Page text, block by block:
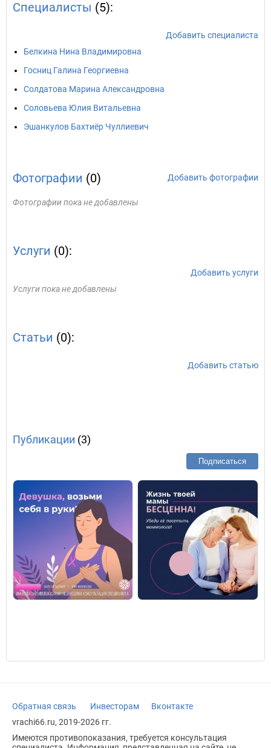
Специалисты (5):
Добавить специалиста
Белкина Нина Владимировна
Госниц Галина Георгиевна
Солдатова Марина Александровна
Соловьева Юлия Витальевна
Эшанкулов Бахтиёр Чуллиевич
Фотографии (0) Добавить фотографии
Фотографии пока не добавлены
Услуги (0):
Добавить услуги
Услуги пока не добавлены
Статьи (0):
Добавить статью
Публикации (3)
Подписаться
Обратная связь Инвесторам
Вконтакте
vrachi66.ru, 2019-2026 гг.
Имеются противопоказания, требуется консультация